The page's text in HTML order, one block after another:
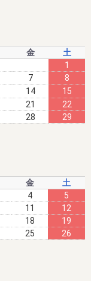
～
～
早くお届けした
金
土
1
7
8
14
15
21
22
28
29
金
土
4
5
11
12
18
19
25
26